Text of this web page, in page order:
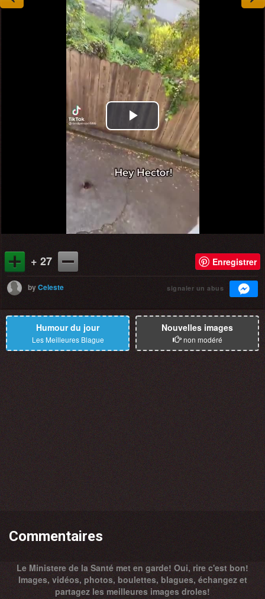
Play
Video
+ 27 Enregistrer
byCeleste signaler un abus
Humour du jour
Les Meilleures Blague
Nouvelles images
non modéré
Commentaires
Le Ministere de la Santé met en garde! Oui, rire c'est bon!
Images, vidéos, photos, boulettes, blagues, échangez et
partagez les meilleures images droles!